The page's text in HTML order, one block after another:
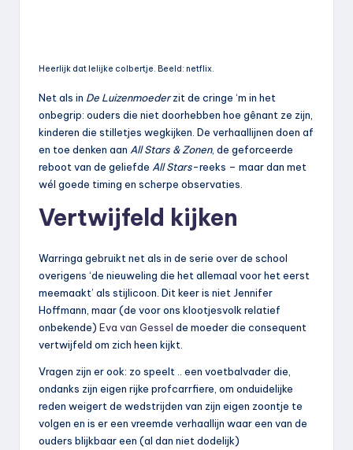
Heerlijk dat lelijke colbertje. Beeld: netflix.
Net als in De Luizenmoederzit de cringe ‘m in het
onbegrip: ouders die niet doorhebben hoe gênant ze zijn,
kinderen die stilletjes wegkijken. De verhaallijnen doen af
en toe denken aan All Stars & Zonen, de geforceerde
reboot van de geliefde All Stars-reeks – maar dan met
wél goede timing en scherpe observaties.
Vertwijfeld kijken
Warringa gebruikt net als in de serie over de school
overigens ‘de nieuweling die het allemaal voor het eerst
meemaakt’ als stijlicoon. Dit keer is niet Jennifer
Hoffmann, maar (de voor ons klootjesvolk relatief
onbekende) Eva van Gessel de moeder die consequent
vertwijfeld om zich heen kijkt.
Vragen zijn er ook: zo speelt .. een voetbalvader die,
ondanks zijn eigen rijke profcarrfiere, om onduidelijke
reden weigert de wedstrijden van zijn eigen zoontje te
volgen en is er een vreemde verhaallijn waar een van de
ouders blijkbaar een (al dan niet dodelijk)